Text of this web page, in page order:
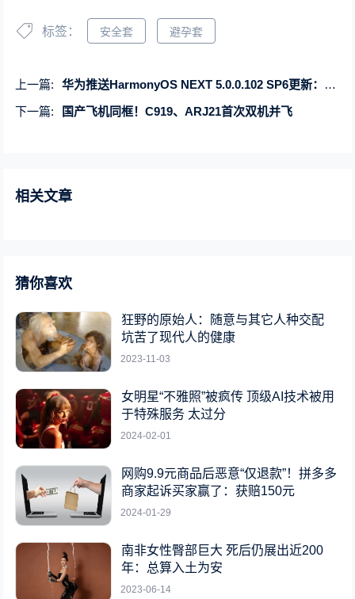
标签： 安全套 避孕套
上一篇:
华为推送HarmonyOS NEXT 5.0.0.102 SP6更新：信号优化 网速提升
下一篇:
国产飞机同框！C919、ARJ21首次双机并飞
相关文章
猜你喜欢
狂野的原始人：随意与其它人种交配
坑苦了现代人的健康
2023-11-03
女明星“不雅照”被疯传 顶级AI技术被用
于特殊服务 太过分
2024-02-01
网购9.9元商品后恶意“仅退款”！拼多多
商家起诉买家赢了：获赔150元
2024-01-29
南非女性臀部巨大 死后仍展出近200
年：总算入土为安
2023-06-14